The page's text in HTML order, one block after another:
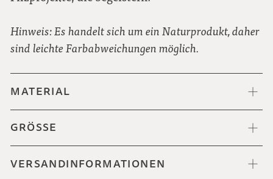
Hinweis: Es handelt sich um ein Naturprodukt, daher
sind leichte Farbabweichungen möglich.
MATERIAL
GRÖSSE
VERSANDINFORMATIONEN